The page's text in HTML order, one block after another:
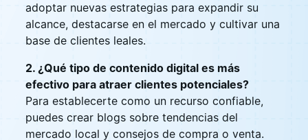
adoptar nuevas estrategias para expandir su
alcance, destacarse en el mercado y cultivar una
base de clientes leales.
2. ¿Qué tipo de contenido digital es más
efectivo para atraer clientes potenciales?
Para establecerte como un recurso confiable,
puedes crear blogs sobre tendencias del
mercado local y consejos de compra o venta.